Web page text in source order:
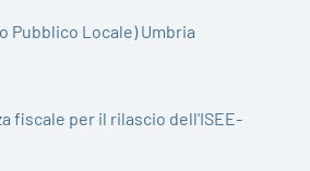
Pubblico Locale) Umbria
fiscale per il rilascio dell'ISEE-